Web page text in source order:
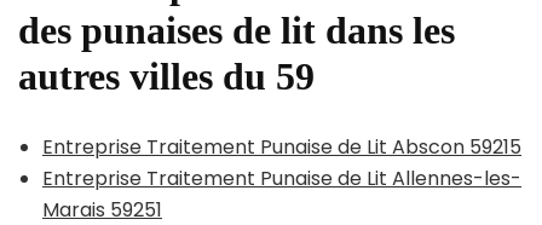
des punaises de lit dans les
autres villes du 59
Entreprise Traitement Punaise de Lit Abscon 59215
Entreprise Traitement Punaise de Lit Allennes-les-
Marais 59251